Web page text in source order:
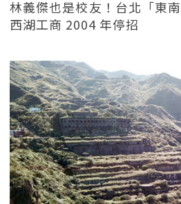
林義傑也是校友！台北「東
西湖工商 2004 年停招